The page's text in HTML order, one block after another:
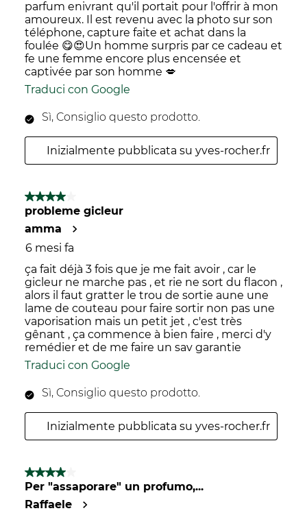
parfum enivrant qu'il portait pour l'offrir à mon
amoureux. Il est revenu avec la photo sur son
téléphone, capture faite et achat dans la
foulée 😋😍Un homme surpris par ce cadeau et
fe une femme encore plus encensée et
captivée par son homme 💋
Traduci con Google
Sì, Consiglio questo prodotto.
Inizialmente pubblicata su yves-rocher.fr
4 su 5 stelle.
probleme gicleur
amma
6 mesi fa
ça fait déjà 3 fois que je me fait avoir , car le
gicleur ne marche pas , et rie ne sort du flacon ,
alors il faut gratter le trou de sortie aune une
lame de couteau pour faire sortir non pas une
vaporisation mais un petit jet , c'est très
gênant , ça commence à bien faire , merci d'y
remédier et de me faire un sav garantie
Traduci con Google
Sì, Consiglio questo prodotto.
Inizialmente pubblicata su yves-rocher.fr
4 su 5 stelle.
Per "assaporare" un profumo,...
Raffaele